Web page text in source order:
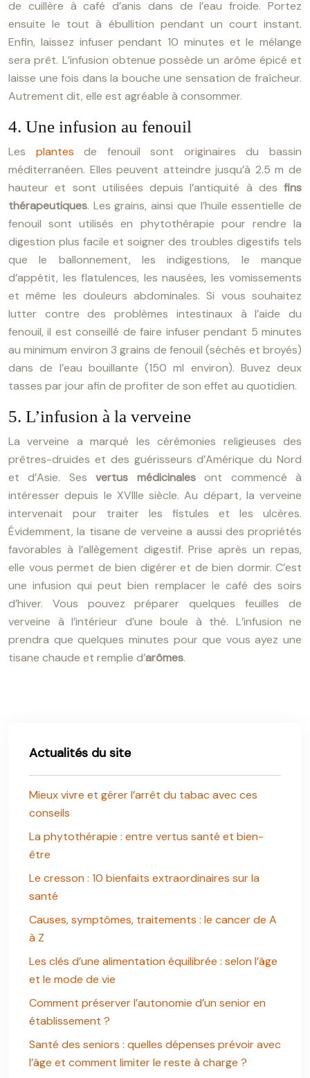
de cuillère à café d’anis dans de l’eau froide. Portez
ensuite le tout à ébullition pendant un court instant.
Enfin, laissez infuser pendant 10 minutes et le mélange
sera prêt. L’infusion obtenue possède un arôme épicé et
laisse une fois dans la bouche une sensation de fraîcheur.
Autrement dit, elle est agréable à consommer.
4. Une infusion au fenouil
Les plantes de fenouil sont originaires du bassin
méditerranéen. Elles peuvent atteindre jusqu’à 2.5 m de
hauteur et sont utilisées depuis l’antiquité à des fins
thérapeutiques. Les grains, ainsi que l’huile essentielle de
fenouil sont utilisés en phytothérapie pour rendre la
digestion plus facile et soigner des troubles digestifs tels
que le ballonnement, les indigestions, le manque
d’appétit, les flatulences, les nausées, les vomissements
et même les douleurs abdominales. Si vous souhaitez
lutter contre des problèmes intestinaux à l’aide du
fenouil, il est conseillé de faire infuser pendant 5 minutes
au minimum environ 3 grains de fenouil (séchés et broyés)
dans de l’eau bouillante (150 ml environ). Buvez deux
tasses par jour afin de profiter de son effet au quotidien.
5. L’infusion à la verveine
La verveine a marqué les cérémonies religieuses des
prêtres-druides et des guérisseurs d’Amérique du Nord
et d’Asie. Sesvertus médicinalesont commencé à
intéresser depuis le XVIIIe siècle. Au départ, la verveine
intervenait pour traiter les fistules et les ulcères.
Évidemment, la tisane de verveine a aussi des propriétés
favorables à l’allègement digestif. Prise après un repas,
elle vous permet de bien digérer et de bien dormir. C’est
une infusion qui peut bien remplacer le café des soirs
d’hiver. Vous pouvez préparer quelques feuilles de
verveine à l’intérieur d’une boule à thé. L’infusion ne
prendra que quelques minutes pour que vous ayez une
tisane chaude et remplie d’arômes.
Actualités du site
Mieux vivre et gérer l’arrêt du tabac avec ces
conseils
La phytothérapie : entre vertus santé et bien-
être
Le cresson : 10 bienfaits extraordinaires sur la
santé
Causes, symptômes, traitements : le cancer de A
à Z
Les clés d’une alimentation équilibrée : selon l’âge
et le mode de vie
Comment préserver l’autonomie d’un senior en
établissement ?
Santé des seniors : quelles dépenses prévoir avec
l’âge et comment limiter le reste à charge ?